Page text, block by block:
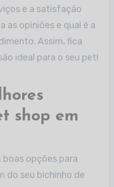
e a satisfação
as opiniões e qual é a
Assim, fica
ideal para o seu pet!
shop em
opções para
do seu bichinho de